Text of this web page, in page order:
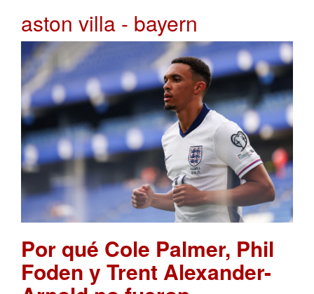
aston villa - bayern
Por qué Cole Palmer, Phil
Foden y Trent Alexander-